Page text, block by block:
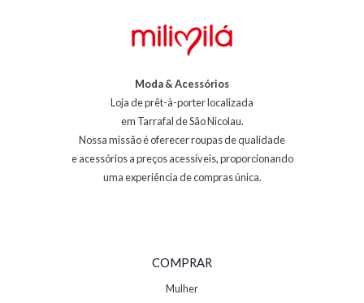
Moda & Acessórios
Loja de prêt-à-porter localizada
em Tarrafal de São Nicolau.
Nossa missão é oferecer roupas de qualidade
e acessórios a preços acessíveis, proporcionando
uma experiência de compras única.
COMPRAR
Mulher